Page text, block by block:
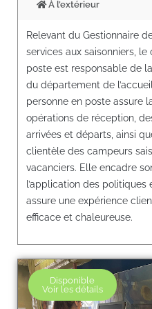
À l’extérieur
Relevant du Gestionnaire
services aux saisonniers,
poste est responsable de
du département de
personne en poste assure
opérations de réception,
arrivées et départs, ainsi
clientèle des campeurs
vacanciers. Elle encadre
l’application des politiques
assure une expérience
efficace et chaleureuse.
Disponible
Voir les détails